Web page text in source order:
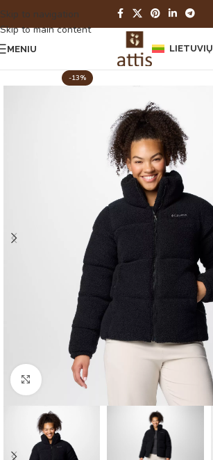
Skip to navigation
Skip to main content
MENIU LIETUVIŲ
-13%
Spustelėkite norėdami padidinti